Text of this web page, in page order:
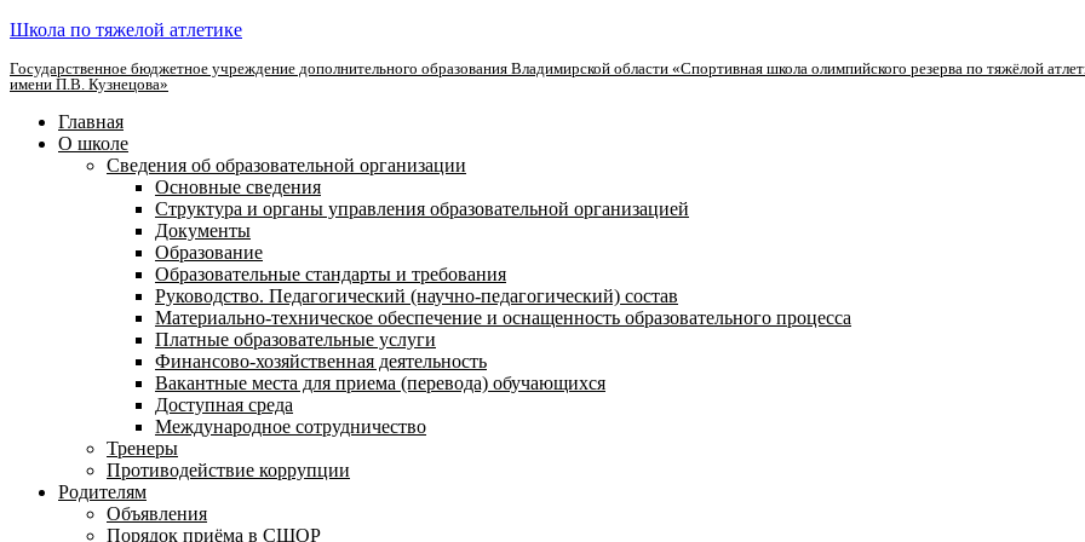
Школа по тяжелой атлетике
Государственное бюджетное учреждение дополнительного образования Владимирской области «Спортивная школа олимпийского резерва по тяжёлой
имени П.В. Кузнецова»
Главная
О школе
Сведения об образовательной организации
Основные сведения
Структура и органы управления образовательной организацией
Документы
Образование
Образовательные стандарты и требования
Руководство. Педагогический (научно-педагогический) состав
Материально-техническое обеспечение и оснащенность образовательного процесса
Платные образовательные услуги
Финансово-хозяйственная деятельность
Вакантные места для приема (перевода) обучающихся
Доступная среда
Международное сотрудничество
Тренеры
Противодействие коррупции
Родителям
Объявления
Порядок приёма в СШОР